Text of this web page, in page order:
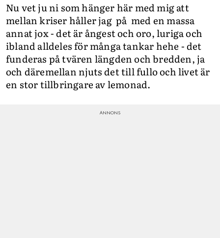
Nu vet ju ni som hänger här med mig att
mellan kriser håller jag på med en massa
annat jox - det är ångest och oro, luriga och
ibland alldeles för många tankar hehe - det
funderas på tvären längden och bredden, ja
och däremellan njuts det till fullo och livet är
en stor tillbringare av lemonad.